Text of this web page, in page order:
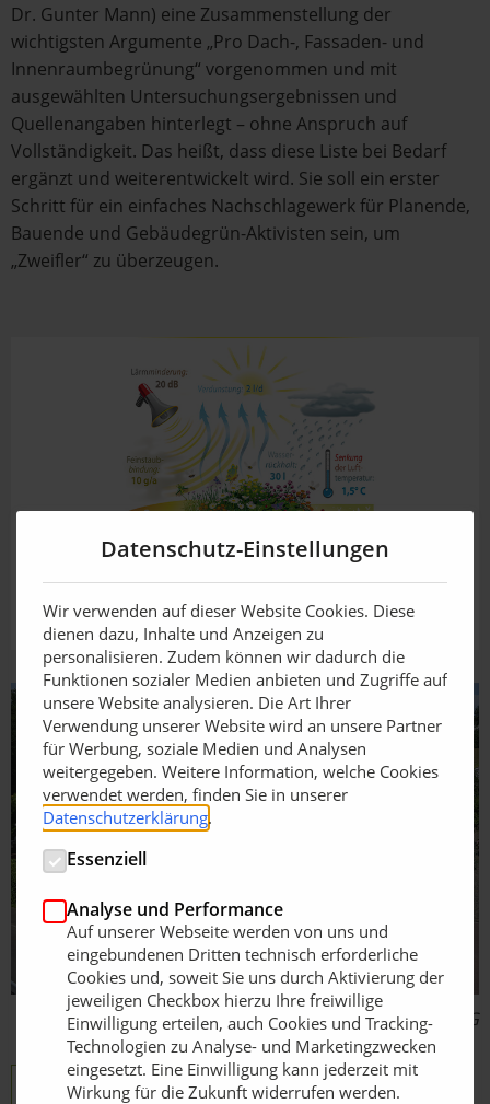
Dr. Gunter Mann) eine Zusammenstellung der
wichtigsten Argumente „Pro Dach-, Fassaden- und
Innenraumbegrünung“ vorgenommen und mit
ausgewählten Untersuchungsergebnissen und
Quellenangaben hinterlegt – ohne Anspruch auf
Vollständigkeit. Das heißt, dass diese Liste bei Bedarf
ergänzt und weiterentwickelt wird. Sie soll ein erster
Schritt für ein einfaches Nachschlagewerk für Planende,
Bauende und Gebäudegrün-Aktivisten sein, um
„Zweifler“ zu überzeugen.
Bildquelle: BuGG
BuGG e. V. Fachinformation als PDF
Datenschutz-Einstellungen
Wir verwenden auf dieser Website Cookies. Diese
dienen dazu, Inhalte und Anzeigen zu
personalisieren. Zudem können wir dadurch die
Funktionen sozialer Medien anbieten und Zugriffe auf
unsere Website analysieren. Die Art Ihrer
Verwendung unserer Website wird an unsere Partner
für Werbung, soziale Medien und Analysen
weitergegeben. Weitere Information, welche Cookies
verwendet werden, finden Sie in unserer
Datenschutzerklärung.
Essenziell
Analyse und Performance
Auf unserer Webseite werden von uns und
eingebundenen Dritten technisch erforderliche
Cookies und, soweit Sie uns durch Aktivierung der
jeweiligen Checkbox hierzu Ihre freiwillige
Einwilligung erteilen, auch Cookies und Tracking-
Technologien zu Analyse- und Marketingzwecken
eingesetzt. Eine Einwilligung kann jederzeit mit
Wirkung für die Zukunft widerrufen werden.